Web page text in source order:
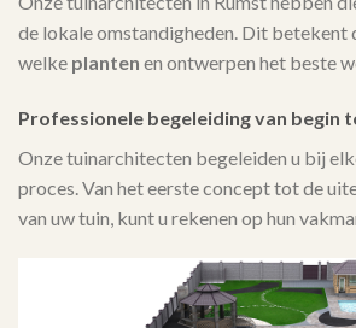
de lokale omstandigheden. Dit betekent
welke planten en ontwerpen het beste
Professionele begeleiding van begin
Onze tuinarchitecten begeleiden u bij
proces. Van het eerste concept tot de
van uw tuin, kunt u rekenen op hun